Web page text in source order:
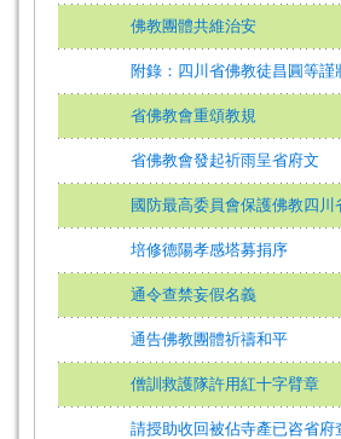
佛教團體共維治安
附錄：四川省佛教徒昌圓等
省佛教會重頌教規
省佛教會發起祈雨呈省府文
國防最高委員會保護佛教四川
培修德陽孝感塔募捐序
通令查禁妄假名義
通告佛教團體祈禱和平
僧訓救護隊許用紅十字臂章
請授助收回被佔寺產已咨省府